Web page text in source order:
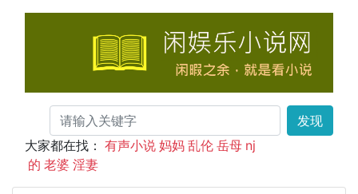
发现
大家都在找： 有声小说 妈妈 乱伦 岳母 nj
的 老婆 淫妻